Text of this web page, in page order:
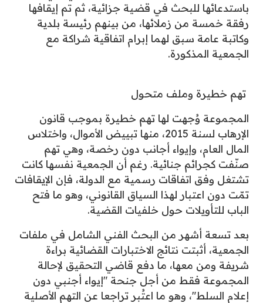
باستدعائها للبحث في قضية جزائية، ثم تم إيقافها
رفقة خمسة من زملائها، من بينهم رئيسة بلدية
وكاتبة عامة سبق لهما إبرام اتفاقية شراكة مع
الجمعية المذكورة.
تهم خطيرة وملف متحول
المجموعة وُجهت لها تهم خطيرة بموجب قانون
الإرهاب لسنة 2015، منها تبييض الأموال، واختلاس
المال العام، وإيواء أجانب دون رخصة، وهي تهم
صنّفت كجرائم جنائية. رغم أن الجمعية نفسها كانت
تشتغل وفق اتفاقات رسمية مع الدولة، فإن الإيقافات
تمّت دون اعتبار لهذا السياق القانوني، وهو ما فتح
الباب للتأويلات حول خلفيات القضية.
بعد تسعة أشهر من البحث الفني الشامل في ملفات
الجمعية، أثبتت نتائج الاختبارات القضائية براءة
شريفة ومن معها، ما دفع قاضي التحقيق لإحالة
المجموعة فقط من أجل جنحة "إيواء أجنبي دون
إعلام السلط"، وهو ما اعتُبر تراجعا عن التهم الأصلية